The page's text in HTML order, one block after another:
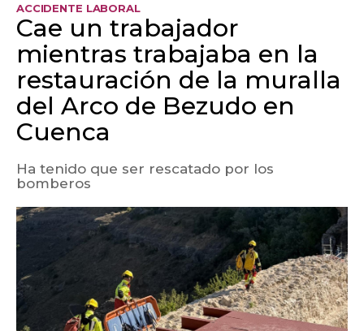
ACCIDENTE LABORAL
Cae un trabajador
mientras trabajaba en la
restauración de la muralla
del Arco de Bezudo en
Cuenca
Ha tenido que ser rescatado por los
bomberos